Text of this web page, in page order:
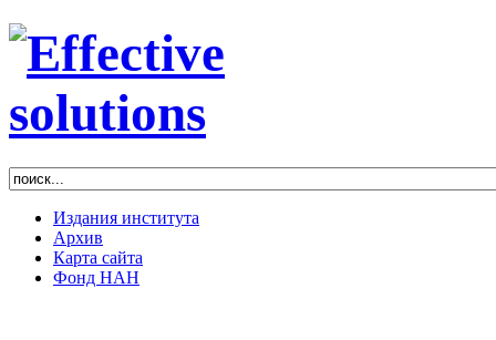
Издания института
Архив
Карта сайта
Фонд НАН